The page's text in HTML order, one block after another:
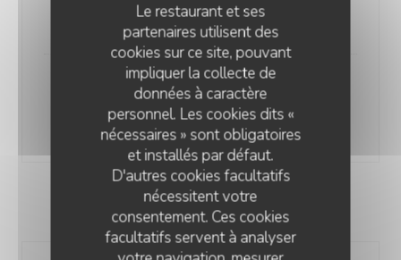
Le restaurant et ses
partenaires utilisent des
cookies sur ce site, pouvant
impliquer la collecte de
données à caractère
personnel. Les cookies dits «
nécessaires » sont obligatoires
et installés par défaut.
D'autres cookies facultatifs
nécessitent votre
consentement. Ces cookies
facultatifs servent à analyser
25,90 EUR
La Noix de Saint Jacques
Sauce Champagne Girolles purée a l'huile d'olive
31,50 EUR
LES SPECIALITES